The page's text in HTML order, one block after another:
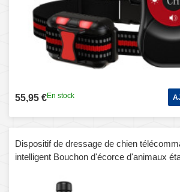
55,95 €En stock
Dispositif de dressage de chien
intelligent Bouchon d'écorce d'animaux